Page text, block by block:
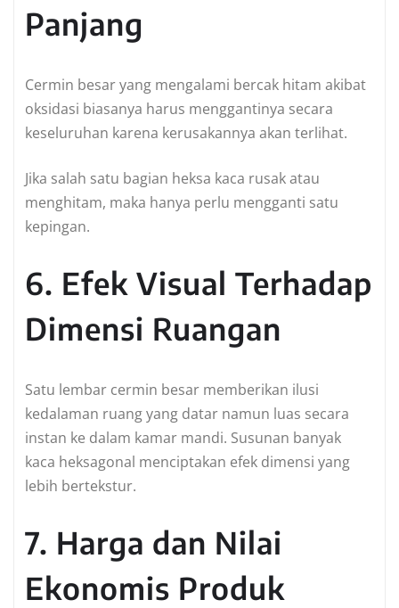
Panjang
Cermin besar yang mengalami bercak hitam akibat
oksidasi biasanya harus menggantinya secara
keseluruhan karena kerusakannya akan terlihat.
Jika salah satu bagian heksa kaca rusak atau
menghitam, maka hanya perlu mengganti satu
kepingan.
6. Efek Visual Terhadap
Dimensi Ruangan
Satu lembar cermin besar memberikan ilusi
kedalaman ruang yang datar namun luas secara
instan ke dalam kamar mandi. Susunan banyak
kaca heksagonal menciptakan efek dimensi yang
lebih bertekstur.
7. Harga dan Nilai
Ekonomis Produk